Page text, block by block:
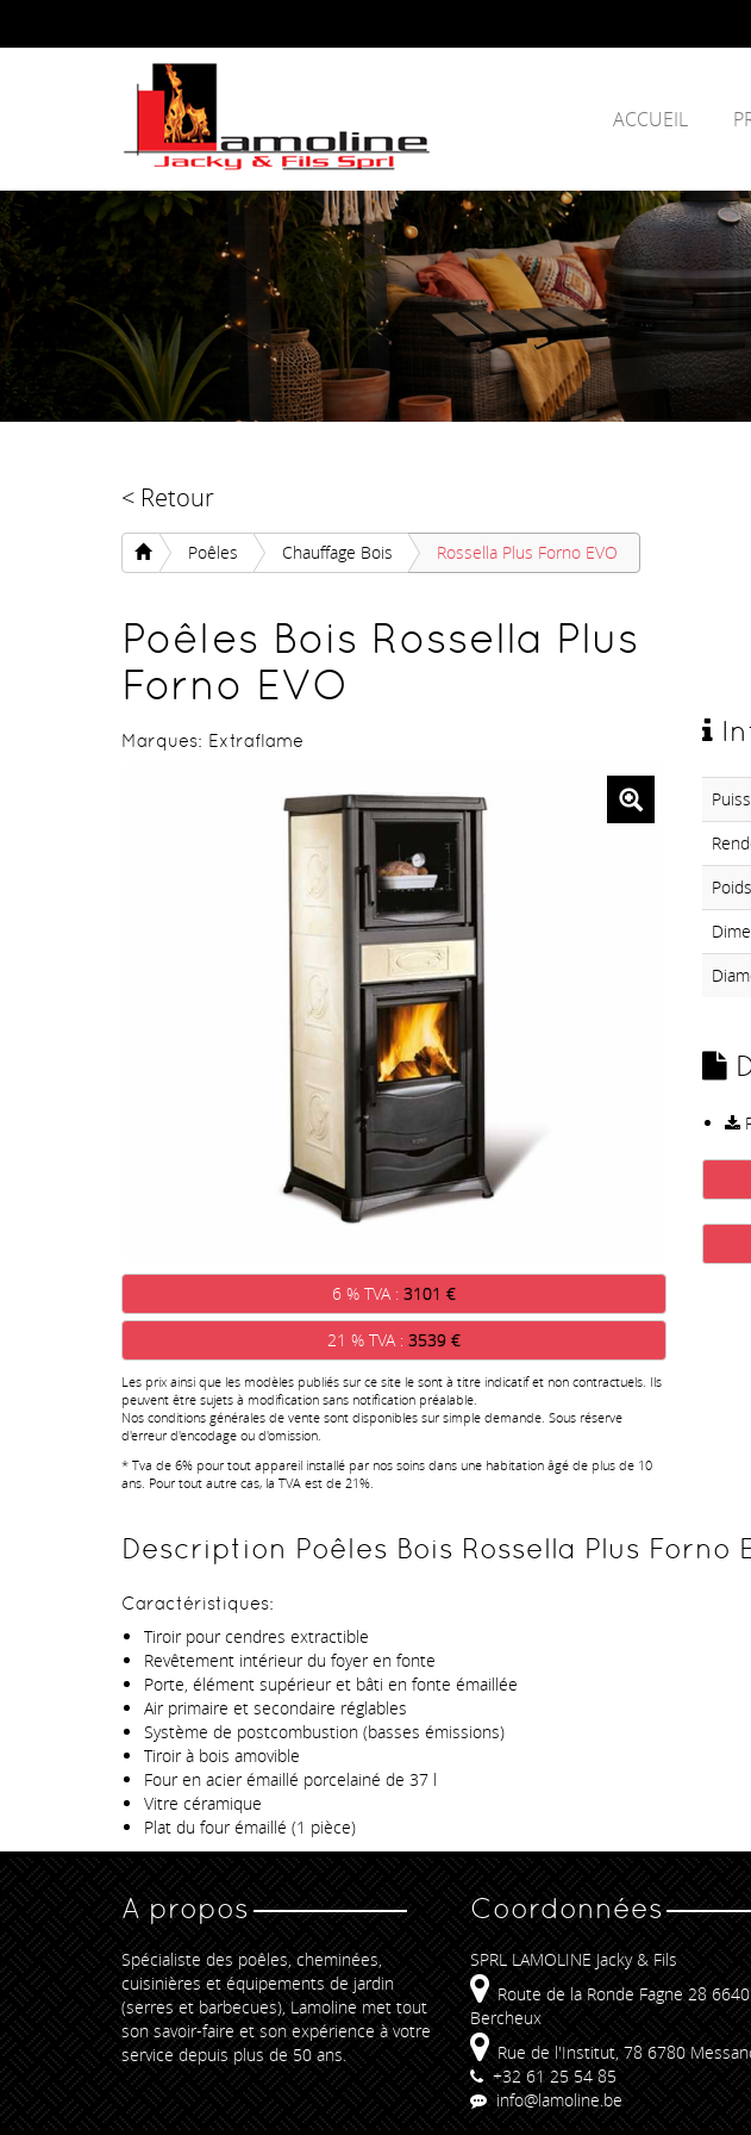
ACCUEIL
< Retour
Poêles Chauffage Bois Rossella Plus Forno EVO
Poêles Bois Rossella Plus
Forno EVO
Marques: Extraflame
6 % TVA : 3101 €
21 % TVA : 3539 €
Les prix ainsi que les modèles publiés sur ce site le sont à titre indicatif et non contractuels. Ils
peuvent être sujets à modification sans notification préalable.
Nos conditions générales de vente sont disponibles sur simple demande. Sous réserve
d'erreur d'encodage ou d'omission.
* Tva de 6% pour tout appareil installé par nos soins dans une habitation âgé de plus de 10
ans. Pour tout autre cas, la TVA est de 21%.
Description Poêles Bois Rossella Plus Forno
Caractéristiques:
Tiroir pour cendres extractible
Revêtement intérieur du foyer en fonte
Porte, élément supérieur et bâti en fonte émaillée
Air primaire et secondaire réglables
Système de postcombustion (basses émissions)
Tiroir à bois amovible
Four en acier émaillé porcelainé de 37 l
Vitre céramique
Plat du four émaillé (1 pièce)
A propos
Spécialiste des poêles, cheminées,
cuisinières et équipements de jardin
(serres et barbecues), Lamoline met tout
son savoir-faire et son expérience à votre
service depuis plus de 50 ans.
Coordonnées
SPRL LAMOLINE Jacky & Fils
Route de la Ronde Fagne 28 6640
Bercheux
Rue de l'Institut, 78 6780
+32 61 25 54 85
info@lamoline.be